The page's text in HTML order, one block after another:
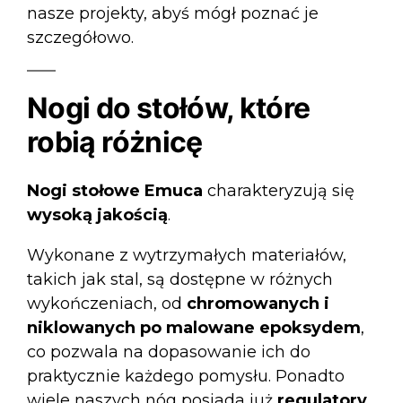
nasze projekty, abyś mógł poznać je
szczegółowo.
Nogi do stołów, które
robią różnicę
Nogi stołowe Emuca charakteryzują się
wysoką jakością.
Wykonane z wytrzymałych materiałów,
takich jak stal, są dostępne w różnych
wykończeniach, od chromowanych i
niklowanych po malowane epoksydem,
co pozwala na dopasowanie ich do
praktycznie każdego pomysłu. Ponadto